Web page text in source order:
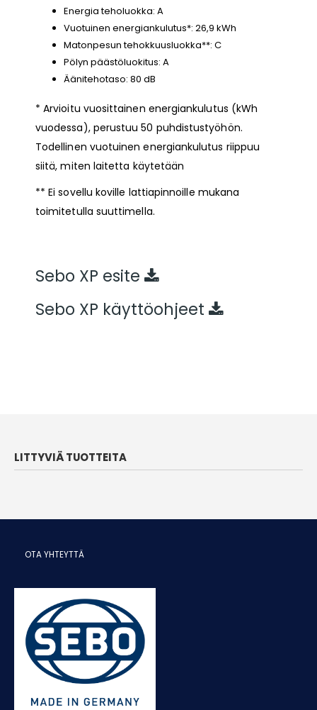
Energia teholuokka: A
Vuotuinen energiankulutus*: 26,9 kWh
Matonpesun tehokkuusluokka**: C
Pölyn päästöluokitus: A
Äänitehotaso: 80 dB
* Arvioitu vuosittainen energiankulutus (kWh
vuodessa), perustuu 50 puhdistustyöhön.
Todellinen vuotuinen energiankulutus riippuu
siitä, miten laitetta käytetään
** Ei sovellu koville lattiapinnoille mukana
toimitetulla suuttimella.
Sebo XP esite
Sebo XP käyttöohjeet
LITTYVIÄ TUOTTEITA
OTA YHTEYTTÄ